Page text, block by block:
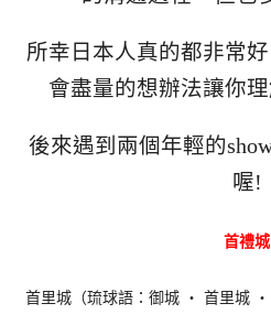
所幸日本人真的都非常
會盡量的想辦法讓你
後來遇到兩個年輕的
喔!
首禮城
首里城（琉球語：御城 ‧ 首里城